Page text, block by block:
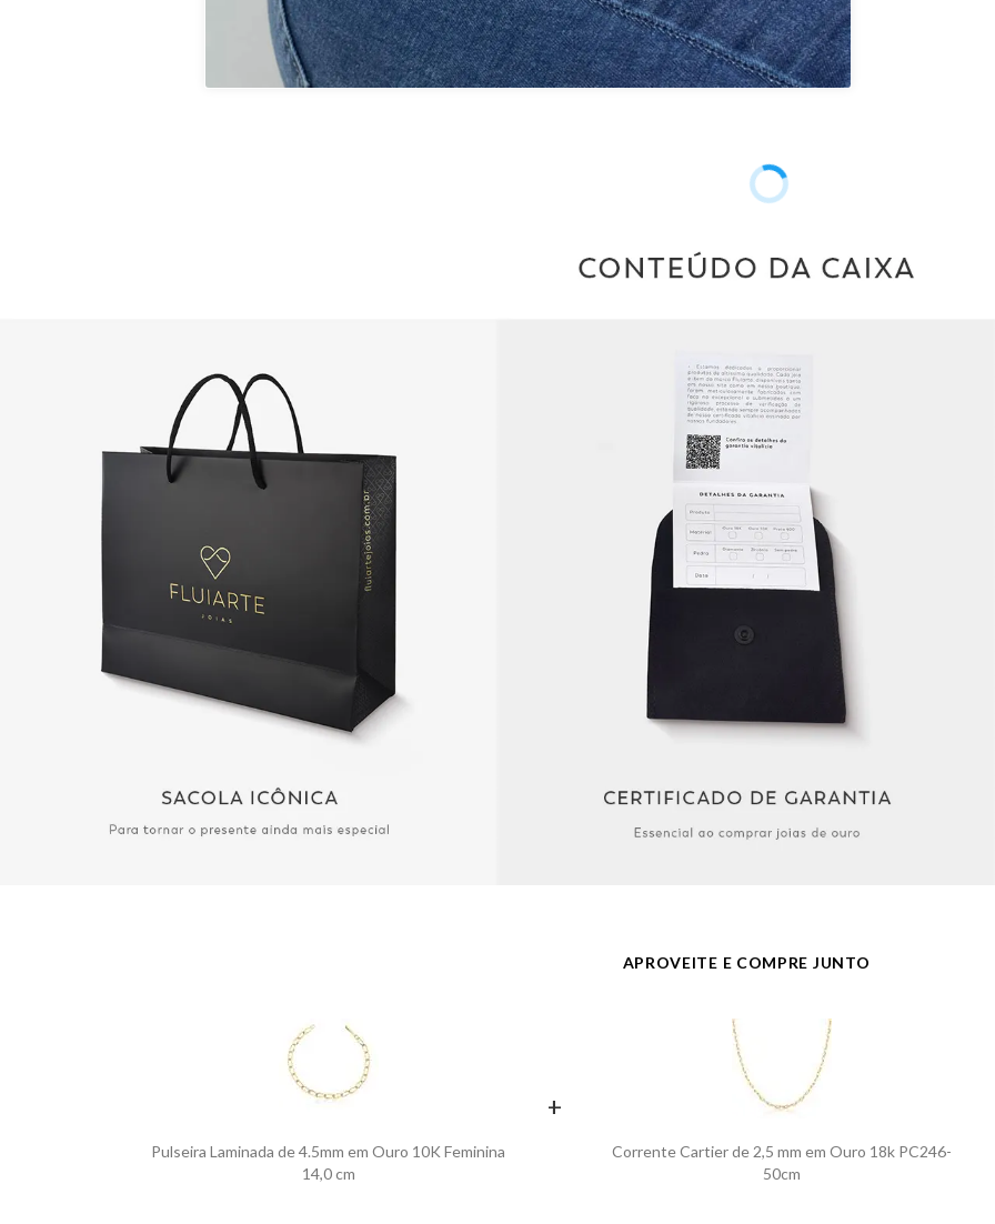
APROVEITE E COMPRE JUNTO
Pulseira Laminada de 4.5mm em Ouro 10K Feminina
14,0 cm
+
Corrente Cartier de 2,5 mm em Ouro 18k PC246-
50cm